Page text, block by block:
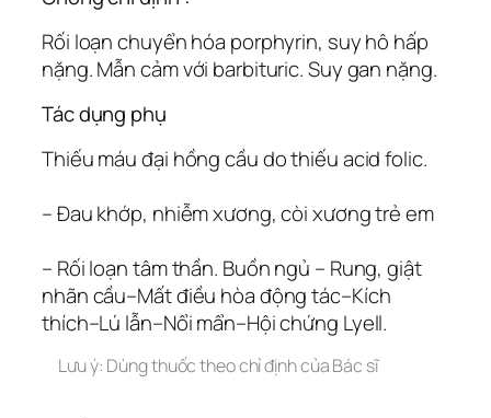
Rối loạn chuyển hóa porphyrin, suy hô hấp
nặng. Mẫn cảm với barbituric. Suy gan nặng.
Tác dụng phụ
Thiếu máu đại hồng cầu do thiếu acid folic.
– Đau khớp, nhiễm xương, còi xương trẻ em
– Rối loạn tâm thần. Buồn ngủ – Rung, giật
nhãn cầu–Mất điều hòa động tác–Kích
thích–Lú lẫn–Nổi mẩn–Hội chứng Lyell.
Lưu ý: Dùng thuốc theo chỉ định của Bác sĩ